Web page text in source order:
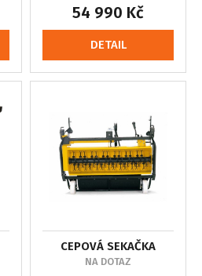
54 990 Kč
DETAIL
CEPOVÁ SEKAČKA
NA DOTAZ